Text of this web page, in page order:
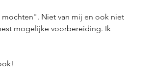
Niet van mij en ook niet
mogelijke voorbereiding. Ik